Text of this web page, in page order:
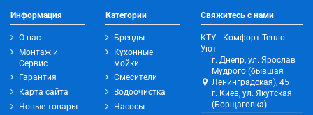
Информация
О нас
Монтаж и
Сервис
Гарантия
Карта сайта
Новые товары
Категории
Бренды
Кухонные
мойки
Смесители
Водоочистка
Насосы
Свяжитесь с нами
КТУ - Комфорт Тепло
Уют
г. Днепр, ул. Ярослав
Мудрого (бывшая
Ленинградская), 45
г. Киев, ул. Якутская
(Борщаговка)